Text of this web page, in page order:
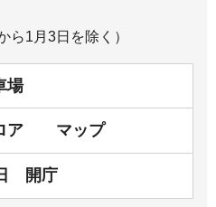
ら1月3日を除く）
場
ロア マップ
開庁